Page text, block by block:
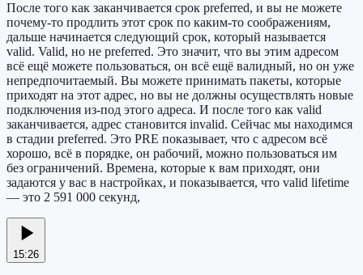
После того как заканчивается срок preferred, и вы не можете
почему-то продлить этот срок по каким-то соображениям,
дальше начинается следующий срок, который называется
valid. Valid, но не preferred. Это значит, что вы этим адресом
всё ещё можете пользоваться, он всё ещё валидный, но он уже
непредпочитаемый. Вы можете принимать пакеты, которые
приходят на этот адрес, но вы не должны осуществлять новые
подключения из-под этого адреса. И после того как valid
заканчивается, адрес становится invalid. Сейчас мы находимся
в стадии preferred. Это PRE показывает, что с адресом всё
хорошо, всё в порядке, он рабочий, можно пользоваться им
без ограничений. Времена, которые к вам приходят, они
задаются у вас в настройках, и показывается, что valid lifetime
— это 2 591 000 секунд,
15:26